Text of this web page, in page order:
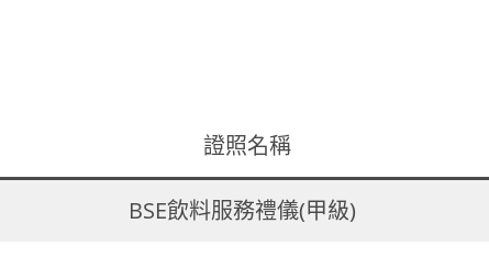
證照名稱
BSE飲料服務禮儀(甲級)